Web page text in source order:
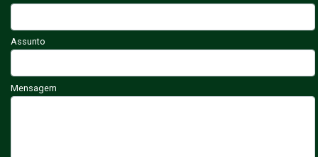
Assunto
Mensagem